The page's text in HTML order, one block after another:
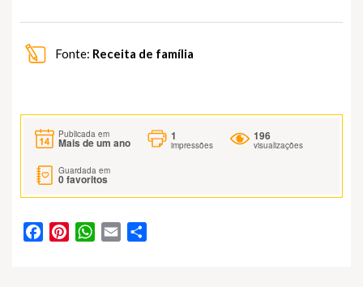
Fonte: Receita de família
Publicada em
Mais de um ano
1
impressões
196
visualizações
Guardada em
0favoritos
FacebookPinterestWhatsApp
Email